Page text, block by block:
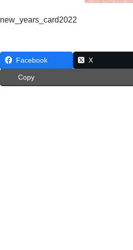
new_years_card2022
Facebook X
Copy